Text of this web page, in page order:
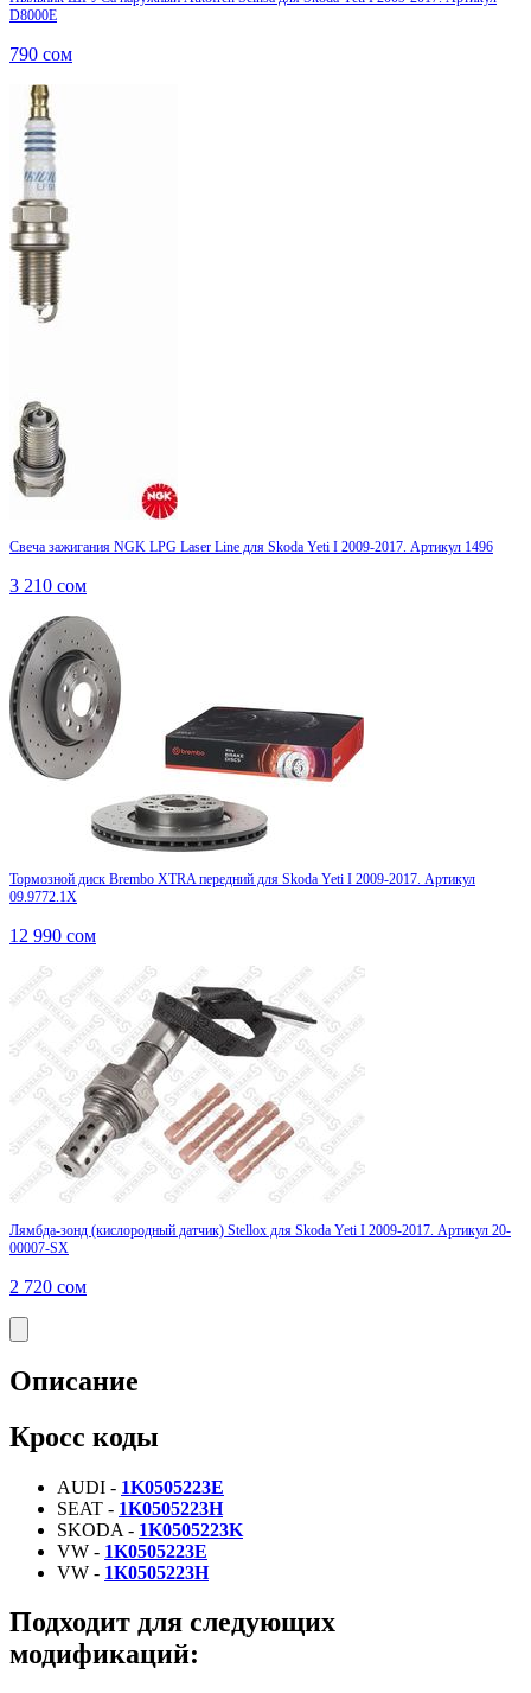
D8000E
790 сом
Свеча зажигания NGK LPG Laser Line для Skoda Yeti I 2009-2017. Артикул 1496
3 210 сом
Тормозной диск Brembo XTRA передний для Skoda Yeti I 2009-2017. Артикул
09.9772.1X
12 990 сом
Лямбда-зонд (кислородный датчик) Stellox для Skoda Yeti I 2009-2017. Артикул 20-
00007-SX
2 720 сом
Описание
Кросс коды
AUDI - 1K0505223E
SEAT - 1K0505223H
SKODA - 1K0505223K
VW - 1K0505223E
VW - 1K0505223H
Подходит для следующих
модификаций: